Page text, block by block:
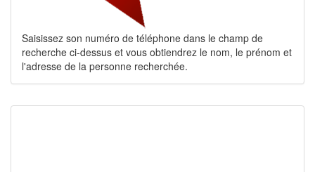
Saisissez son numéro de téléphone dans le champ de
recherche ci-dessus et vous obtiendrez le nom, le prénom et
l'adresse de la personne recherchée.